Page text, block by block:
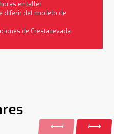
en taller
diferir del modelo de
de Crestanevada